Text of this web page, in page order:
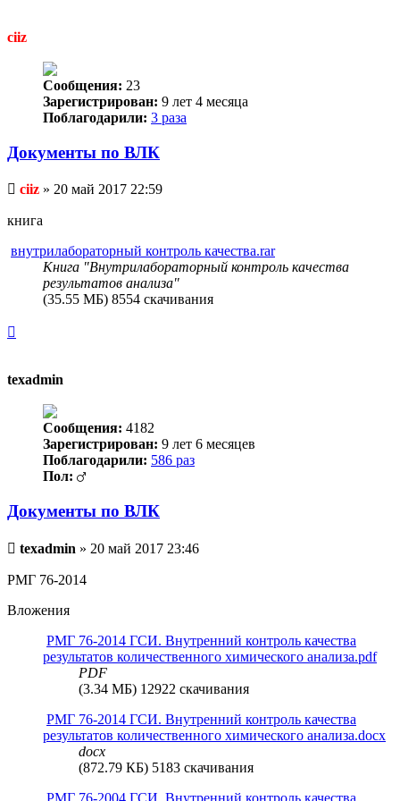
ciiz
Сообщения: 23
Зарегистрирован: 9 лет 4 месяца
Поблагодарили: 3 раза
Документы по ВЛК
Непрочитанное
ciiz » 20 май 2017 22:59
книга
внутрилабораторный контроль качества.rar
Книга "Внутрилабораторный контроль качества
результатов анализа"
(35.55 МБ) 8554 скачивания
texadmin
Сообщения: 4182
Зарегистрирован: 9 лет 6 месяцев
Поблагодарили: 586 раз
Пол:
Документы по ВЛК
Непрочитанное
texadmin » 20 май 2017 23:46
РМГ 76-2014
Вложения
РМГ 76-2014 ГСИ. Внутренний контроль качества
результатов количественного химического анализа.pdf
PDF
(3.34 МБ) 12922 скачивания
РМГ 76-2014 ГСИ. Внутренний контроль качества
результатов количественного химического анализа.docx
docx
(872.79 КБ) 5183 скачивания
РМГ 76-2004 ГСИ. Внутренний контроль качества